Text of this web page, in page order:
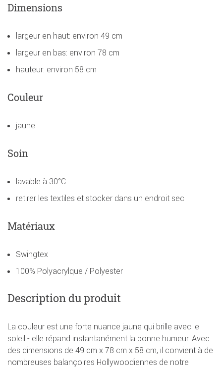
Dimensions
largeur en haut: environ 49 cm
largeur en bas: environ 78 cm
hauteur: environ 58 cm
Couleur
jaune
Soin
lavable à 30°C
retirer les textiles et stocker dans un endroit sec
Matériaux
Swingtex
100% Polyacrylque / Polyester
Description du produit
La couleur est une forte nuance jaune qui brille avec le
soleil - elle répand instantanément la bonne humeur. Avec
des dimensions de 49 cm x 78 cm x 58 cm, il convient à de
nombreuses balançoires Hollywoodiennes de notre